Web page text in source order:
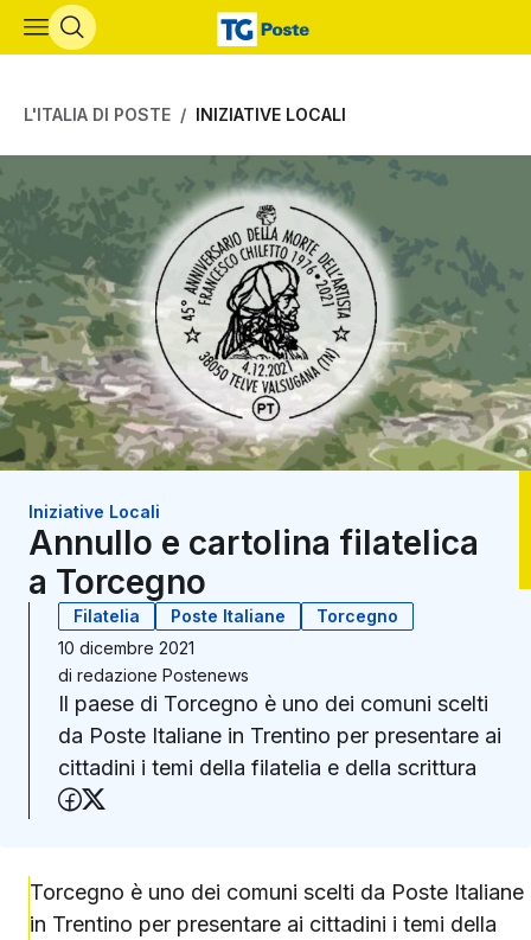
Vai al contenuto principale
L'ITALIA DI POSTE INIZIATIVE LOCALI
Iniziative Locali
Annullo e cartolina filatelica
a Torcegno
Filatelia Poste Italiane
Torcegno
10 dicembre 2021
di redazione Postenews
Il paese di Torcegno è uno dei comuni scelti
da Poste Italiane in Trentino per presentare ai
cittadini i temi della filatelia e della scrittura
Condividi su Facebook
Torcegno è uno dei comuni scelti da Poste Italiane
in Trentino per presentare ai cittadini i temi della